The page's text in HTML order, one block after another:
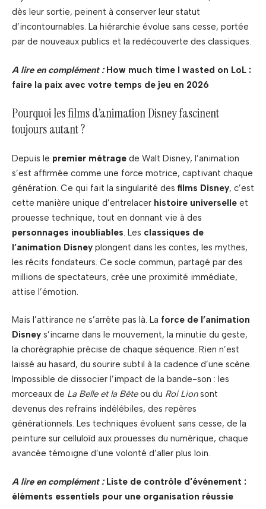
dès leur sortie, peinent à conserver leur statut
d’incontournables. La hiérarchie évolue sans cesse, portée
par de nouveaux publics et la redécouverte des classiques.
A lire en complément : How much time I wasted on LoL :
faire la paix avec votre temps de jeu en 2026
Pourquoi les films d’animation Disney fascinent
toujours autant ?
Depuis le premier métrage de Walt Disney, l’animation
s’est affirmée comme une force motrice, captivant chaque
génération. Ce qui fait la singularité des films Disney, c’est
cette manière unique d’entrelacer histoire universelle et
prouesse technique, tout en donnant vie à des
personnages inoubliables . Les classiques de
l’animation Disney plongent dans les contes, les mythes,
les récits fondateurs. Ce socle commun, partagé par des
millions de spectateurs, crée une proximité immédiate,
attise l’émotion.
Mais l’attirance ne s’arrête pas là. La force de l’animation
Disney s’incarne dans le mouvement, la minutie du geste,
la chorégraphie précise de chaque séquence. Rien n’est
laissé au hasard, du sourire subtil à la cadence d’une scène.
Impossible de dissocier l’impact de la bande-son : les
morceaux de La Belle et la Bêteou du Roi Lionsont
devenus des refrains indélébiles, des repères
générationnels. Les techniques évoluent sans cesse, de la
peinture sur celluloïd aux prouesses du numérique, chaque
avancée témoigne d’une volonté d’aller plus loin.
A lire en complément : Liste de contrôle d'événement :
éléments essentiels pour une organisation réussie